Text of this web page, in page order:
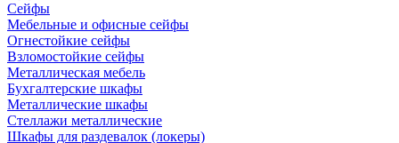
Сейфы
Мебельные и офисные сейфы
Огнестойкие сейфы
Взломостойкие сейфы
Металлическая мебель
Бухгалтерские шкафы
Металлические шкафы
Стеллажи металлические
Шкафы для раздевалок (локеры)